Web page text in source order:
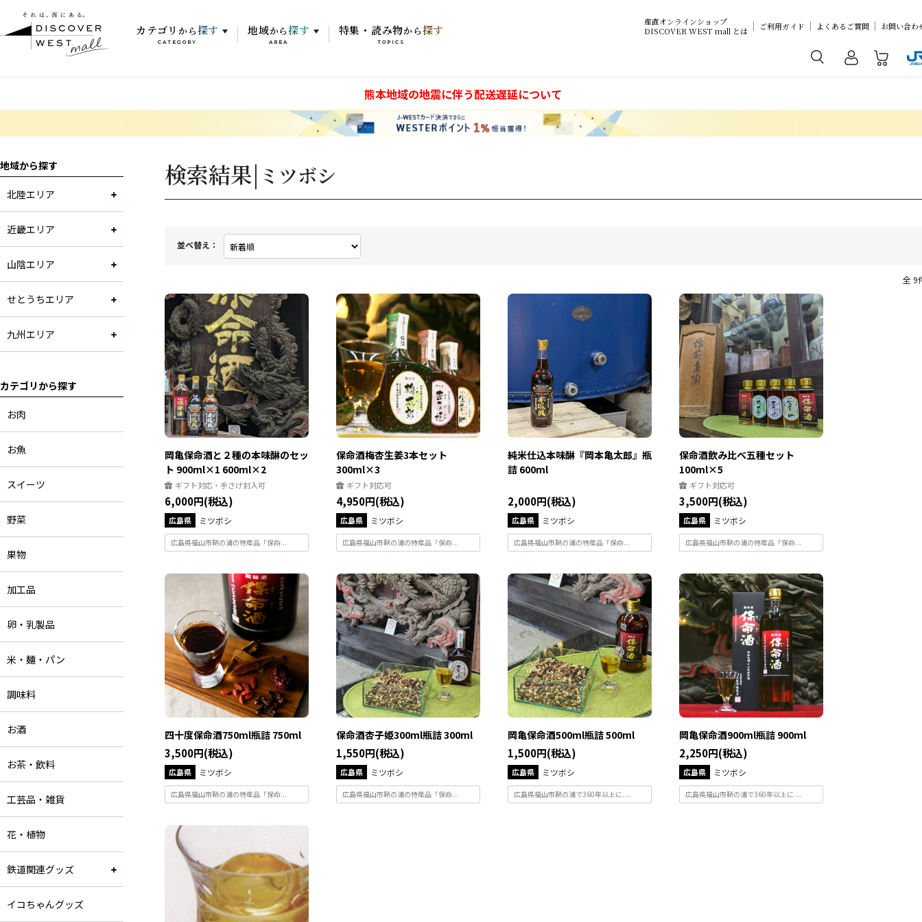
カテゴリ から 探す
CATEGORY
地域から 探す
AREA
特集・読み物から 探す
TOPICS
産直オンラインショップ
DISCOVER WEST mall とは
ご利用ガイド よくあるご質問 お問い合わ
熊本地域の地震に伴う配送遅延について
地域から探す
北陸エリア
近畿エリア
山陰エリア
せとうちエリア
九州エリア
カテゴリから探す
お肉
お魚
スイーツ
野菜
果物
加工品
卵・乳製品
米・麺・パン
調味料
お酒
お茶・飲料
工芸品・雑貨
花・植物
鉄道関連グッズ
イコちゃんグッズ
検索結果| ミツボシ
並べ替え：
全 9
岡亀保命酒と２種の本味醂のセッ
ト 900ml×1 600ml×2
ギフト対応・手さげ封入可
6,000円(税込)
広島県 ミツボシ
広島県福山市鞆の浦の特産品「保命...
保命酒梅杏生姜3本セット
300ml×3
ギフト対応可
4,950円(税込)
広島県 ミツボシ
広島県福山市鞆の浦の特産品「保命...
純米仕込本味醂『岡本亀太郎』瓶
詰 600ml
2,000円(税込)
広島県 ミツボシ
広島県福山市鞆の浦の特産品「保命...
保命酒飲み比べ五種セット
100ml×5
ギフト対応可
3,500円(税込)
広島県 ミツボシ
広島県福山市鞆の浦の特産品「保命...
四十度保命酒750ml瓶詰 750ml
3,500円(税込)
広島県 ミツボシ
広島県福山市鞆の浦の特産品「保命...
保命酒杏子姫300ml瓶詰 300ml
1,550円(税込)
広島県 ミツボシ
広島県福山市鞆の浦の特産品「保命...
岡亀保命酒500ml瓶詰 500ml
1,500円(税込)
広島県 ミツボシ
広島県福山市鞆の浦で360年以上に....
岡亀保命酒900ml瓶詰 900ml
2,250円(税込)
広島県 ミツボシ
広島県福山市鞆の浦で360年以上に....